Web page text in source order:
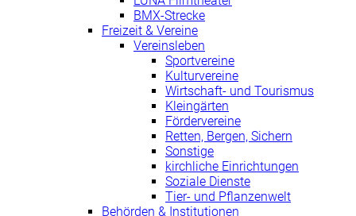
BMX-Strecke
Freizeit & Vereine
Vereinsleben
Sportvereine
Kulturvereine
Wirtschaft- und Tourismus
Kleingärten
Fördervereine
Retten, Bergen, Sichern
Sonstige
kirchliche Einrichtungen
Soziale Dienste
Tier- und Pflanzenwelt
Behörden & Institutionen